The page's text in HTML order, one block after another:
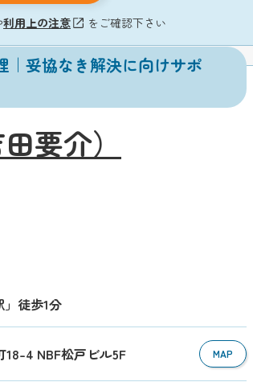
利用上の注意 をご確認下さい
｜妥協なき解決に向けサポ
要介）
徒歩1分
18-4 NBF松戸ビル5F MAP